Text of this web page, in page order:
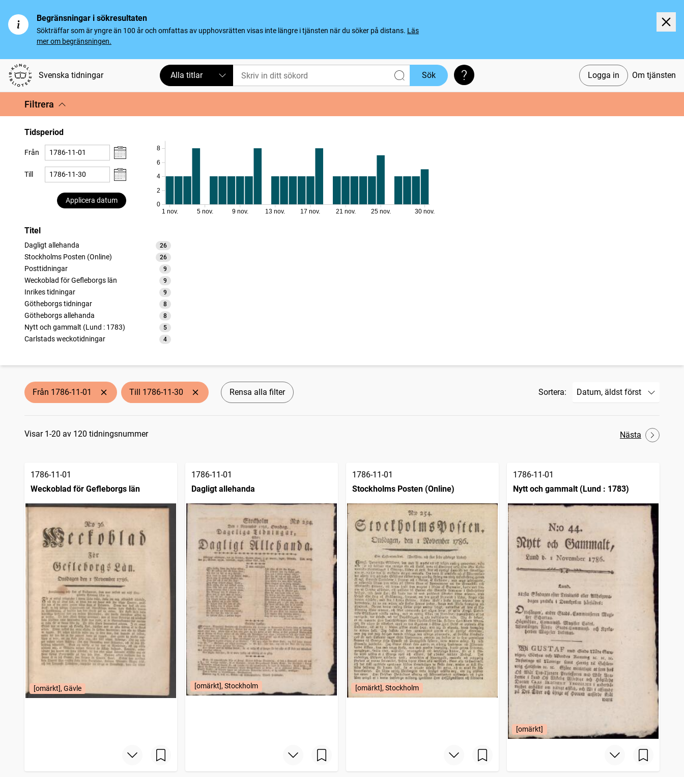
Begränsningar i sökresultaten
Sökträffar som är yngre än 100 år och omfattas av upphovsrätten visas inte längre i tjänsten när du söker på distans. Läs
mer om begränsningen.
Svenska tidningar Logga in Om tjänsten
Alla titlar Sök Söktips
Filtrera
Tidsperiod
Från
Till
Applicera datum
0
2
4
6
8
1 nov. 5 nov. 9 nov. 13 nov. 17 nov. 21 nov. 25 nov. 30 nov.
Titel
Dagligt allehanda 26
träffar
Stockholms Posten (Online)
26
träffar
Posttidningar
9
träffar
Weckoblad för Gefleborgs län
9
träffar
Inrikes tidningar
9
träffar
Götheborgs tidningar
8
träffar
Götheborgs allehanda
8
träffar
Nytt och gammalt (Lund : 1783)
5
träffar
Carlstads weckotidningar
4
träffar
träffar
Nyköpings weckoblad (Nyköping : 1786)
träffarFrån 1786-11-01 Till 1786-11-30 Rensa alla filter Sortera:
Sökresultat
Visar 1-20 av 120 tidningsnummer Nästa
1786-11-01
Weckoblad för Gefleborgs län
[omärkt], Gävle
1786-11-01
Dagligt allehanda
[omärkt], Stockholm
1786-11-01
Stockholms Posten (Online)
[omärkt], Stockholm
1786-11-01
Nytt och gammalt (Lund : 1783)
[omärkt]